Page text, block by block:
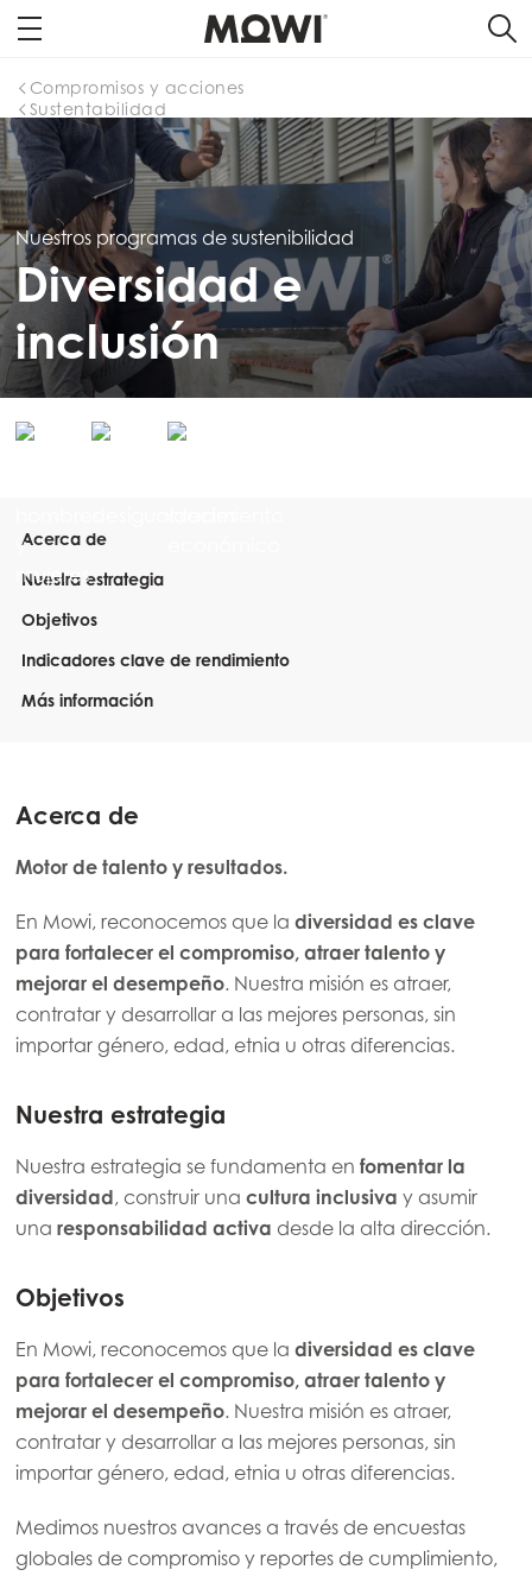
Home
Sustentabilidad
Compromisos y acciones
Nuestros programas de sustenibilidad
Diversidad e
inclusión
Acerca de
Nuestra estrategia
Objetivos
Indicadores clave de rendimiento
Más información
Acerca de
Motor de talento y resultados.
En Mowi, reconocemos que la diversidad es clave
para fortalecer el compromiso, atraer talento y
mejorar el desempeño. Nuestra misión es atraer,
contratar y desarrollar a las mejores personas, sin
importar género, edad, etnia u otras diferencias.
Nuestra estrategia
Nuestra estrategia se fundamenta en fomentar la
diversidad, construir una cultura inclusiva y asumir
una responsabilidad activa desde la alta dirección.
Objetivos
En Mowi, reconocemos que la diversidad es clave
para fortalecer el compromiso, atraer talento y
mejorar el desempeño. Nuestra misión es atraer,
contratar y desarrollar a las mejores personas, sin
importar género, edad, etnia u otras diferencias.
Medimos nuestros avances a través de encuestas
globales de compromisoy reportes de cumplimiento,